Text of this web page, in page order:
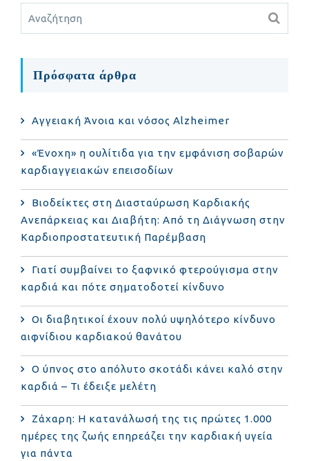
Πρόσφατα άρθρα
Αγγειακή Άνοια και νόσος Alzheimer
«Ένοχη» η ουλίτιδα για την εμφάνιση σοβαρών
καρδιαγγειακών επεισοδίων
Βιοδείκτες στη Διασταύρωση Καρδιακής
Ανεπάρκειας και Διαβήτη: Από τη Διάγνωση στην
Καρδιοπροστατευτική Παρέμβαση
Γιατί συμβαίνει το ξαφνικό φτερούγισμα στην
καρδιά και πότε σηματοδοτεί κίνδυνο
Οι διαβητικοί έχουν πολύ υψηλότερο κίνδυνο
αιφνίδιου καρδιακού θανάτου
Ο ύπνος στο απόλυτο σκοτάδι κάνει καλό στην
καρδιά – Τι έδειξε μελέτη
Ζάχαρη: Η κατανάλωσή της τις πρώτες 1.000
ημέρες της ζωής επηρεάζει την καρδιακή υγεία
για πάντα